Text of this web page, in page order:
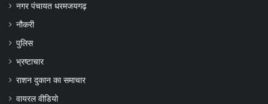
नगर पंचायत धरमजयगढ़
नौकरी
पुलिस
भ्रष्टाचार
राशन दुकान का समाचार
वायरल वीडियो